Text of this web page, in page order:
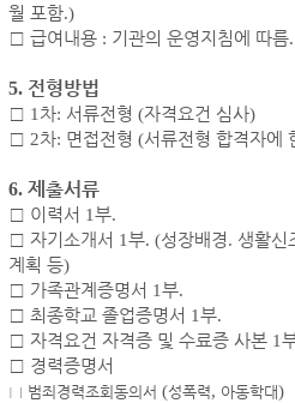
월 포함.)
□ 급여내용 : 기관의 운영지침에 따름.
5. 전형방법
□ 1 차: 서류전형 (자격요건 심사)
□ 2차: 면접전형 (서류전형 합격자에
6. 제출서류
□ 이력서 1부.
□ 자기소개서 1부. (성장배경. 생활신
계획 등)
□ 가족관계증명서 1부.
□ 최종학교 졸업증명서 1부.
□ 자격요건 자격증 및 수료증 사본 1
□ 경력증명서
□ 범죄경력조회동의서 (성폭력, 아동학대)